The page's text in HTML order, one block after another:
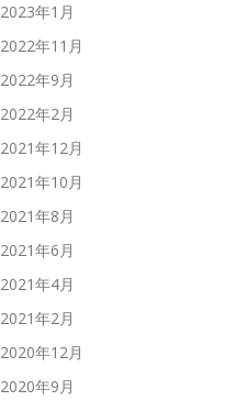
2023年1月
2022年11月
2022年9月
2022年2月
2021年12月
2021年10月
2021年8月
2021年6月
2021年4月
2021年2月
2020年12月
2020年9月